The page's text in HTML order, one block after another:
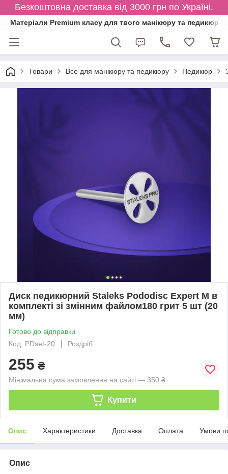
Безкоштовна доставка від 3000 грн по Україні.
Матеріали Premium класу для твого манікюру та педикюру
Товари Все для манікюру та педикюру Педикюр
Диск педикюрний Staleks Pododisc Expert M в
комплекті зі змінним файлом180 грит 5 шт (20
мм)
Готово до відправки
Код: PDset-20
Роздріб
255 ₴
Мінімальна сума замовлення на сайті — 350 ₴
Купити
Опис Характеристики Доставка Оплата Умови
Опис